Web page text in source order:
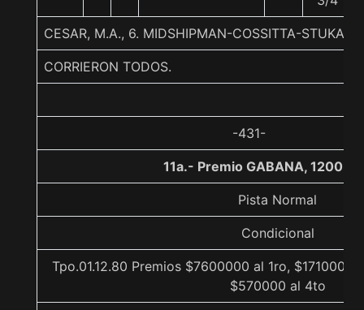
CESAR, M.A., 6. MIDSHIPMAN-COSSITTA-STUKA II
CORRIERON TODOS.
-431-
11a.- Premio GABANA, 1200
Pista Normal
Condicional
Tpo.01.12.80 Premios $7600000 al 1ro,
$570000 al 4to